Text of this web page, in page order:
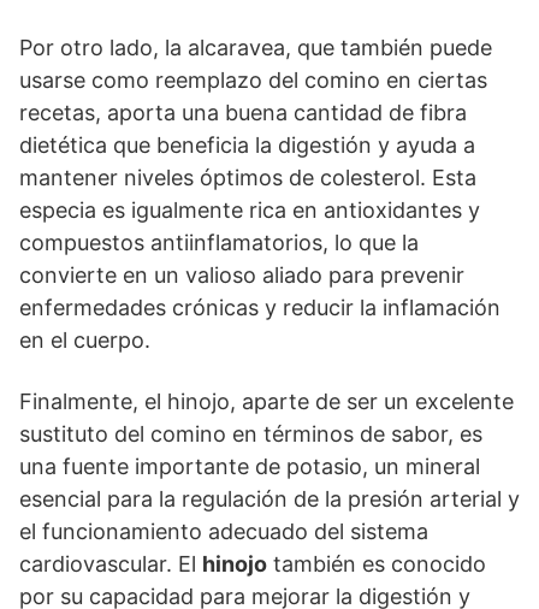
Por otro lado, la alcaravea, que también puede
usarse como reemplazo del comino en ciertas
recetas, aporta una buena cantidad de fibra
dietética que beneficia la digestión y ayuda a
mantener niveles óptimos de colesterol. Esta
especia es igualmente rica en antioxidantes y
compuestos antiinflamatorios, lo que la
convierte en un valioso aliado para prevenir
enfermedades crónicas y reducir la inflamación
en el cuerpo.
Finalmente, el hinojo, aparte de ser un excelente
sustituto del comino en términos de sabor, es
una fuente importante de potasio, un mineral
esencial para la regulación de la presión arterial y
el funcionamiento adecuado del sistema
cardiovascular. El hinojo también es conocido
por su capacidad para mejorar la digestión y